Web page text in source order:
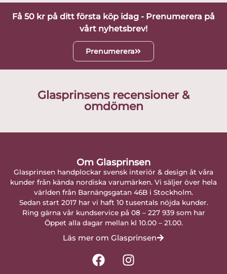
Få 50 kr på ditt första köp idag - Prenumerera på
vårt nyhetsbrev!
Prenumerera
Glasprinsens recensioner &
omdömen
Om Glasprinsen
Glasprinsen handplockar svensk interiör & design åt våra
kunder från kända nordiska varumärken. Vi säljer över hela
världen från Barnängsgatan 46B i Stockholm.
Sedan start 2017 har vi haft 10 tusentals nöjda kunder.
Ring gärna vår kundservice på 08 – 227 939 som har
Öppet alla dagar mellan kl 10.00 – 21.00.
Läs mer om Glasprinsen
F
a
I
n